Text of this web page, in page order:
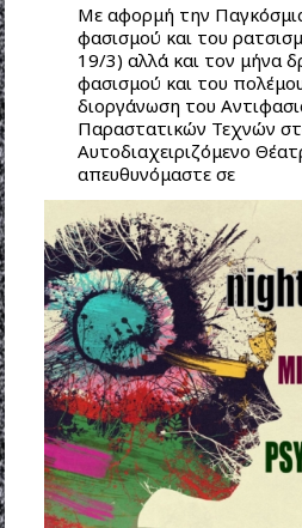
Με αφορμή την
φασισμού και του
19/3) αλλά και τον μήνα
φασισμού και του
διοργάνωση του
Παραστατικών Τεχνών
Αυτοδιαχειριζόμενο
απευθυνόμαστε σε